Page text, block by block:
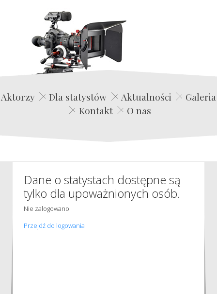
Edwin Film Agencja Aktorska
Aktorzy Dla statystów Aktualności
Galeria
Kontakt
O nas
Dane o statystach dostępne są
tylko dla upoważnionych osób.
Nie zalogowano
Przejdź do logowania